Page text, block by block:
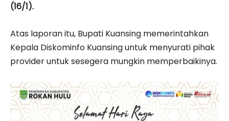
(16/1).
Atas laporan itu, Bupati Kuansing memerintahkan
Kepala Diskominfo Kuansing untuk menyurati pihak
provider untuk sesegera mungkin memperbaikinya.